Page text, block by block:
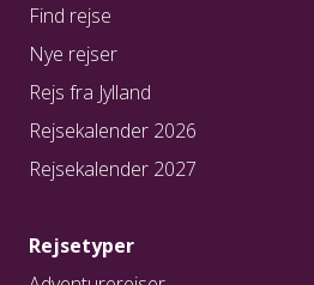
Find rejse
Nye rejser
Rejs fra Jylland
Rejsekalender 2026
Rejsekalender 2027
Rejsetyper